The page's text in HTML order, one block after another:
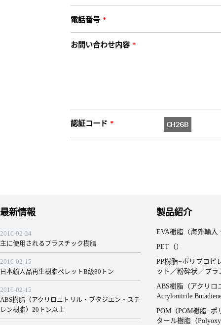
電話番号 *
お問い合わせ内容 *
認証コード *
最新情報
2016-02-24
主に使用されるプラスチック樹脂
2016-02-15
日本輸入品再生樹脂ペレットB級80トン
2016-02-15
ABS樹脂（アクリロニトリル・ブタジエン・スチ
レン樹脂）20トン以上
製品紹介
EVA樹脂（海外輸入
PET（）
PP樹脂−ポリプロピ
ット／粉砕状／プラ
ABS樹脂（アクリ
Acrylonitrile
POM（POM樹脂−
タール樹脂（